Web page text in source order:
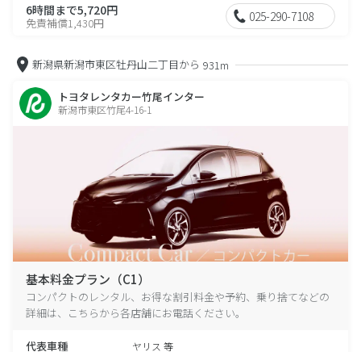
6時間まで5,720円
免責補償1,430円 025-290-7108
新潟県新潟市東区牡丹山二丁目から 931m
トヨタレンタカー竹尾インター
新潟市東区竹尾4-16-1
基本料金プラン（C1）
コンパクトのレンタル、お得な割引料金や予約、乗り捨てなどの
詳細は、こちらから各店舗にお電話ください。
代表車種 ヤリス 等